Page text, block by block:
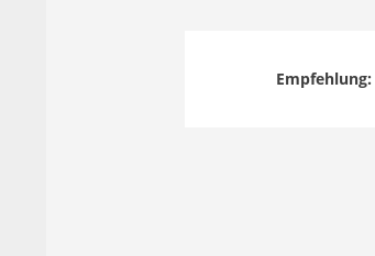
Empfehlung: